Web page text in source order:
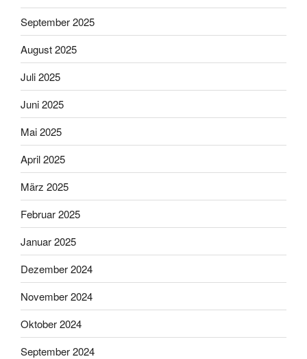
September 2025
August 2025
Juli 2025
Juni 2025
Mai 2025
April 2025
März 2025
Februar 2025
Januar 2025
Dezember 2024
November 2024
Oktober 2024
September 2024